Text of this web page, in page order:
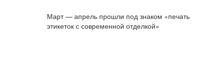
Март — апрель прошли под знаком «печать
этикеток с современной отделкой»